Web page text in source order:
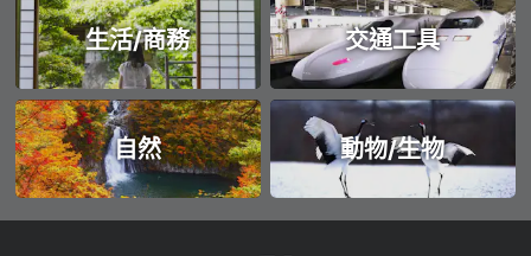
生活/商務 交通工具
自然 動物/生物